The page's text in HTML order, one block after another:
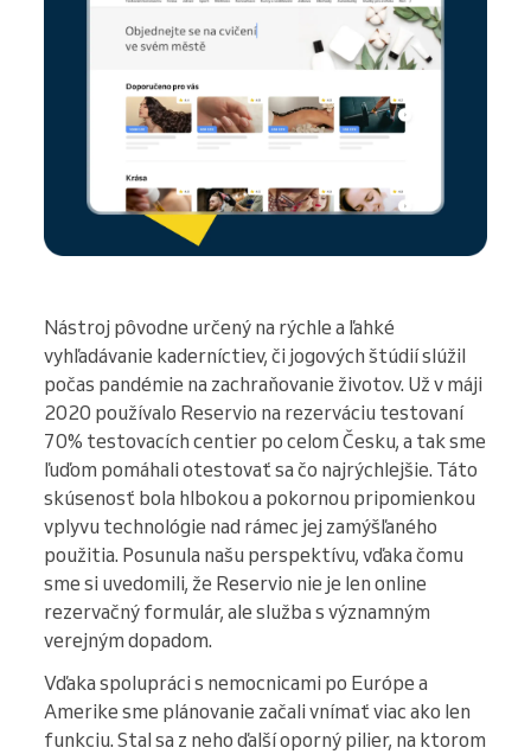
Nástroj pôvodne určený na rýchle a ľahké
vyhľadávanie kaderníctiev, či jogových štúdií slúžil
počas pandémie na zachraňovanie životov. Už v máji
2020 používalo Reservio na rezerváciu testovaní
70% testovacích centier po celom Česku, a tak sme
ľuďom pomáhali otestovať sa čo najrýchlejšie. Táto
skúsenosť bola hlbokou a pokornou pripomienkou
vplyvu technológie nad rámec jej zamýšľaného
použitia. Posunula našu perspektívu, vďaka čomu
sme si uvedomili, že Reservio nie je len online
rezervačný formulár, ale služba s významným
verejným dopadom.
Vďaka spolupráci s nemocnicami po Európe a
Amerike sme plánovanie začali vnímať viac ako len
funkciu. Stal sa z neho ďalší oporný pilier, na ktorom